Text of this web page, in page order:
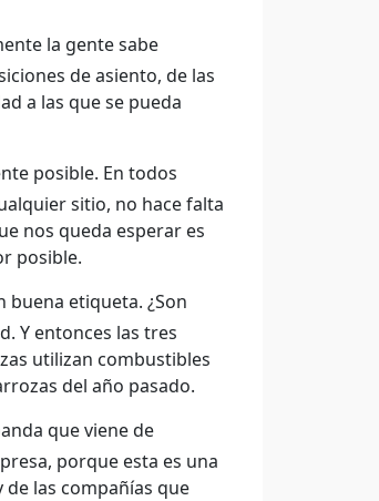
la gente sabe
de asiento, de las
a las que se pueda
posible. En todos
sitio, no hace falta
nos queda esperar es
posible.
buena etiqueta. ¿Son
Y entonces las tres
utilizan combustibles
del año pasado.
que viene de
porque esta es una
las compañías que